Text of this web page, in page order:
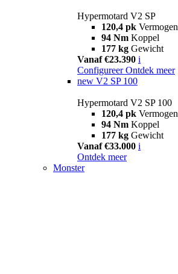
Hypermotard V2 SP
120,4 pk Vermogen
94 Nm Koppel
177 kg Gewicht
Vanaf €23.390 i
Configureer Ontdek meer
new V2 SP 100
Hypermotard V2 SP 100
120,4 pk Vermogen
94 Nm Koppel
177 kg Gewicht
Vanaf €33.000 i
Ontdek meer
Monster